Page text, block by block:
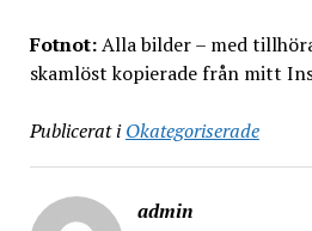
Fotnot:Alla bilder – med
skamlöst kopierade från mitt
Publicerat i Okategoriserade
admin